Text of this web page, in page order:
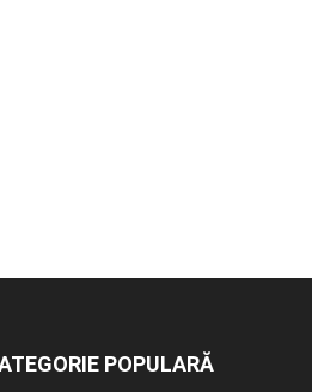
POPULARĂ